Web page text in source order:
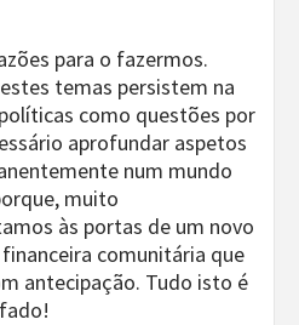
para o fazermos.
temas persistem na
como questões por
aprofundar aspetos
num mundo
muito
às portas de um novo
comunitária que
antecipação. Tudo isto é